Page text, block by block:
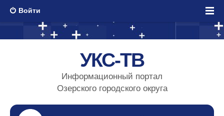
Войти
УКС-ТВ
Информационный портал
Озерского городского округа